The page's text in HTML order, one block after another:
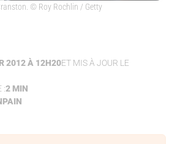
© Roy Rochlin / Getty
2012 À 12H20ET MIS À JOUR LE
:2 MIN